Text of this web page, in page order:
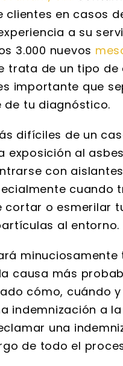
clientes en casos
a su
3.000 nuevos
trata de un tipo
importante que
tu diagnóstico.
difíciles de un
exposición al
con
cuando
cortar o esmerilar
al entorno.
causa más
cómo, cuándo
indemnización a
una
de todo el